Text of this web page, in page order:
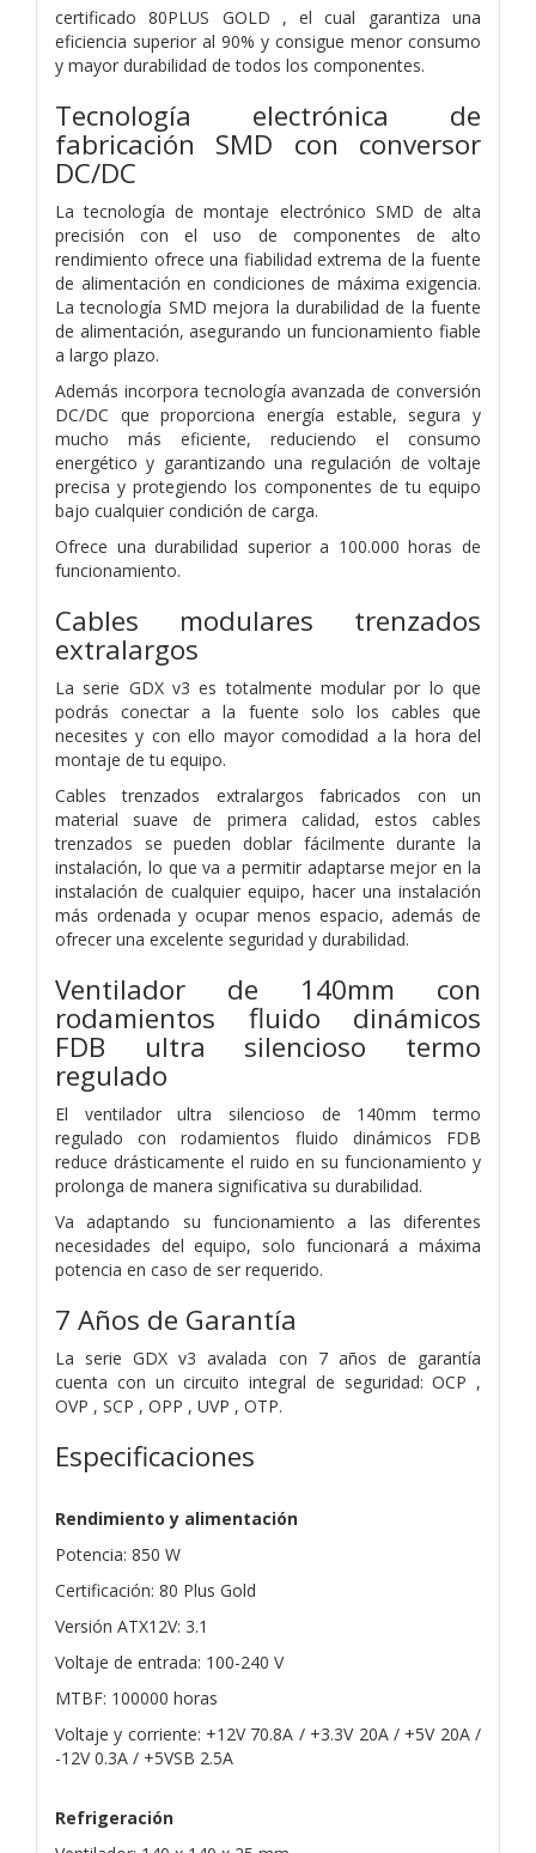
certificado 80PLUS GOLD , el cual garantiza una
eficiencia superior al 90% y consigue menor consumo
y mayor durabilidad de todos los componentes.
Tecnología electrónica de
fabricación SMD con conversor
DC/DC
La tecnología de montaje electrónico SMD de alta
precisión con el uso de componentes de alto
rendimiento ofrece una fiabilidad extrema de la fuente
de alimentación en condiciones de máxima exigencia.
La tecnología SMD mejora la durabilidad de la fuente
de alimentación, asegurando un funcionamiento fiable
a largo plazo.
Además incorpora tecnología avanzada de conversión
DC/DC que proporciona energía estable, segura y
mucho más eficiente, reduciendo el consumo
energético y garantizando una regulación de voltaje
precisa y protegiendo los componentes de tu equipo
bajo cualquier condición de carga.
Ofrece una durabilidad superior a 100.000 horas de
funcionamiento.
Cables modulares trenzados
extralargos
La serie GDX v3 es totalmente modular por lo que
podrás conectar a la fuente solo los cables que
necesites y con ello mayor comodidad a la hora del
montaje de tu equipo.
Cables trenzados extralargos fabricados con un
material suave de primera calidad, estos cables
trenzados se pueden doblar fácilmente durante la
instalación, lo que va a permitir adaptarse mejor en la
instalación de cualquier equipo, hacer una instalación
más ordenada y ocupar menos espacio, además de
ofrecer una excelente seguridad y durabilidad.
Ventilador de 140mm con
rodamientos fluido dinámicos
FDB ultra silencioso termo
regulado
El ventilador ultra silencioso de 140mm termo
regulado con rodamientos fluido dinámicos FDB
reduce drásticamente el ruido en su funcionamiento y
prolonga de manera significativa su durabilidad.
Va adaptando su funcionamiento a las diferentes
necesidades del equipo, solo funcionará a máxima
potencia en caso de ser requerido.
7 Años de Garantía
La serie GDX v3 avalada con 7 años de garantía
cuenta con un circuito integral de seguridad: OCP ,
OVP , SCP , OPP , UVP , OTP.
Especificaciones
Rendimiento y alimentación
Potencia: 850 W
Certificación: 80 Plus Gold
Versión ATX12V: 3.1
Voltaje de entrada: 100-240 V
MTBF: 100000 horas
Voltaje y corriente: +12V 70.8A / +3.3V 20A / +5V 20A /
-12V 0.3A / +5VSB 2.5A
Refrigeración